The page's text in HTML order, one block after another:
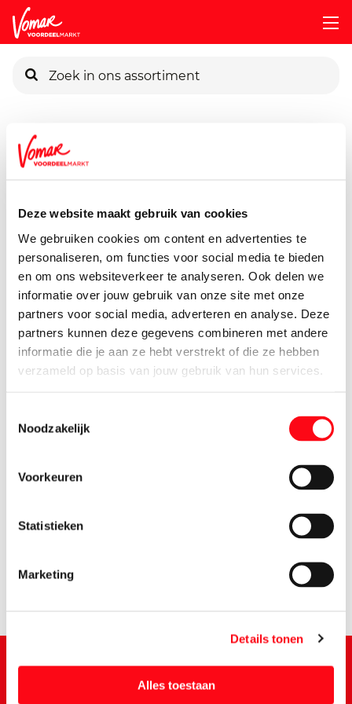
Deze website maakt gebruik van cookies
We gebruiken cookies om content en advertenties te
personaliseren, om functies voor social media te bieden
en om ons websiteverkeer te analyseren. Ook delen we
informatie over jouw gebruik van onze site met onze
partners voor social media, adverteren en analyse. Deze
partners kunnen deze gegevens combineren met andere
informatie die je aan ze hebt verstrekt of die ze hebben
verzameld op basis van jouw gebruik van hun services.
Noodzakelijk
Voorkeuren
Statistieken
Marketing
Details tonen
Alles toestaan
Pincode vergeten
Persoonlijk KIK-account
Assortiment
500 gram
5.69